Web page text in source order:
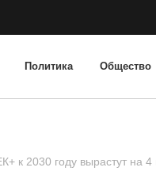
Политика Общество
к 2030 году вырастут